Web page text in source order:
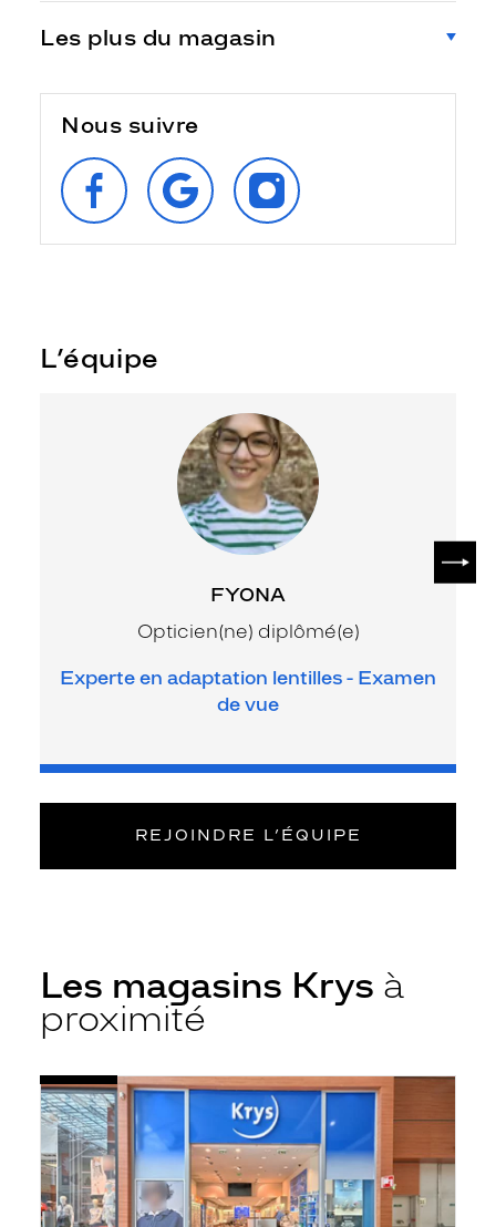
Les plus du magasin
Nous suivre
SUIVEZ‑NOUS
SUR
FACEBOOK
RETROUVEZ‑NOUS
SUR
GOOGLE
SUIVEZ‑NOUS
SUR
INSTAGRAM
L’équipe
FYONA
Opticien(ne) diplômé(e)
Experte en adaptation lentilles - Examen
de vue
REJOINDRE L’ÉQUIPE
Les magasins Krys à
proximité
Opticien
Noyelles-
Godault
-
Cc
Auchan
Voir
la
fiche